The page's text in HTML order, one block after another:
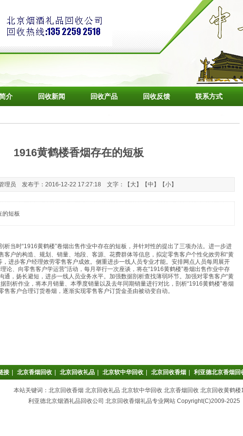
介 回收新闻 回收产品 回收反馈 联系方式
1916黄鹤楼香烟存在的短板
理员 发布于：2016-12-22 17:27:18 文字：【 大】【中 】【小】
的短板
析当时“1916黄鹤楼”卷烟出售作业中存在的短板，并针对性的提出了三项办法。 进一步进
客户的构造、规划、销量、地段、客源、花费群体等信息，拟定零售客户个性化效劳和“黄
进步客户经理效劳零售客户成效。 侧重进步一线人员专业才能。安排网点人员每周展开
论、向零售客户学运营”活动，每月举行一次座谈，将在“1916黄鹤楼”卷烟出售作业中存
通，扬长避短，进步一线人员业务水平。 加强数据剖析查找薄弱环节。加强对零售客户“黄
剖析作业，将本月销量、本季度销量以及去年同期销量进行对比，剖析“1916黄鹤楼”卷烟
售客户合理订货卷烟，逐渐实现零售客户订货金圣由被动变自动。
接 北京香烟回收 北京回收礼品 北京软中华回收 北京回收香烟 利亚德北京香烟回
本站关键词：北京回收香烟 北京回收礼品 北京软中华回收 北京香烟回收 北京回收黄鹤楼
利亚德北京烟酒礼品回收公司 北京回收香烟礼品专业网站 Copyright(C)2009-2025